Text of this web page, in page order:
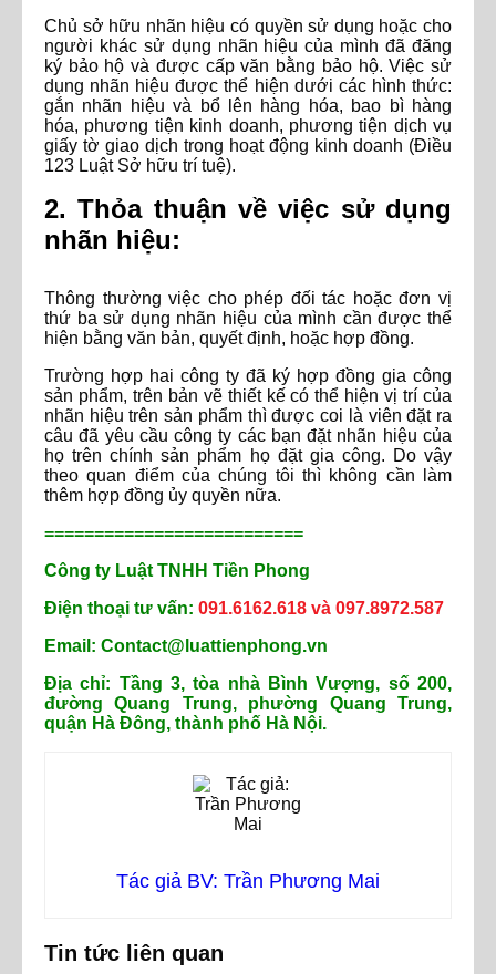
Chủ sở hữu nhãn hiệu có quyền sử dụng hoặc cho
người khác sử dụng nhãn hiệu của mình đã đăng
ký bảo hộ và được cấp văn bằng bảo hộ. Việc sử
dụng nhãn hiệu được thể hiện dưới các hình thức:
gắn nhãn hiệu và bổ lên hàng hóa, bao bì hàng
hóa, phương tiện kinh doanh, phương tiện dịch vụ
giấy tờ giao dịch trong hoạt động kinh doanh (Điều
123 Luật Sở hữu trí tuệ).
2. Thỏa thuận về việc sử dụng
nhãn hiệu:
Thông thường việc cho phép đối tác hoặc đơn vị
thứ ba sử dụng nhãn hiệu của mình cần được thể
hiện bằng văn bản, quyết định, hoặc hợp đồng.
Trường hợp hai công ty đã ký hợp đồng gia công
sản phẩm, trên bản vẽ thiết kế có thể hiện vị trí của
nhãn hiệu trên sản phẩm thì được coi là viên đặt ra
câu đã yêu cầu công ty các bạn đặt nhãn hiệu của
họ trên chính sản phẩm họ đặt gia công. Do vậy
theo quan điểm của chúng tôi thì không cần làm
thêm hợp đồng ủy quyền nữa.
==========================
Công ty Luật TNHH Tiền Phong
Điện thoại tư vấn: 091.6162.618 và 097.8972.587
Email: Contact@luattienphong.vn
Địa chỉ: Tầng 3, tòa nhà Bình Vượng, số 200,
đường Quang Trung, phường Quang Trung,
quận Hà Đông, thành phố Hà Nội.
Tác giả BV: Trần Phương Mai
Tin tức liên quan